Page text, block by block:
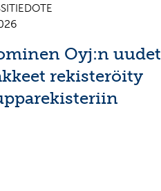
Oyj:n uudet
rekisteröity